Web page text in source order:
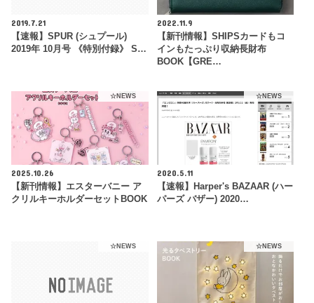
2019.7.21
【速報】SPUR (シュプール)
2019年 10月号 《特別付録》 S…
2022.11.9
【新刊情報】SHIPSカードもコ
インもたっぷり収納長財布
BOOK【GRE…
☆NEWS
2025.10.26
【新刊情報】エスターバニー ア
クリルキーホルダーセットBOOK
☆NEWS
2020.5.11
【速報】Harper's BAZAAR (ハー
パーズ バザー) 2020…
☆NEWS ☆NEWS